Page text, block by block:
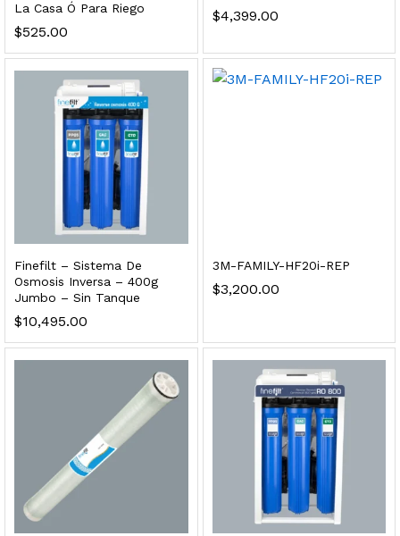
La Casa Ó Para Riego
$525.00
$4,399.00
Finefilt – Sistema De
Osmosis Inversa – 400g
Jumbo – Sin Tanque
$10,495.00
3M-FAMILY-HF20i-REP
$3,200.00
699.00
al carrito
L/h, con filtración Welltek WT-WFS600-4S
L/h, con filtración Welltek WT-WFS600-3S
Leer más
grifo y filtración Welltek WT-PWDF-600A
Leer más